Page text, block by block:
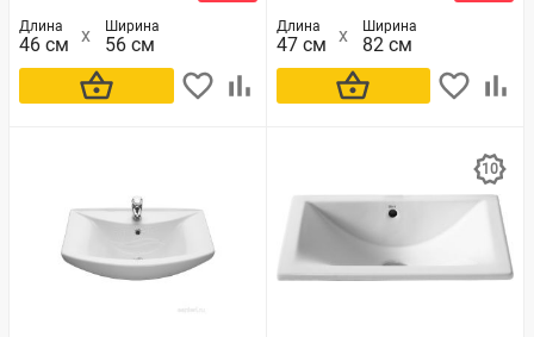
Длина
46 см
Ширина
56 см
В корзину
Длина
47 см
Ширина
82 см
В корзину